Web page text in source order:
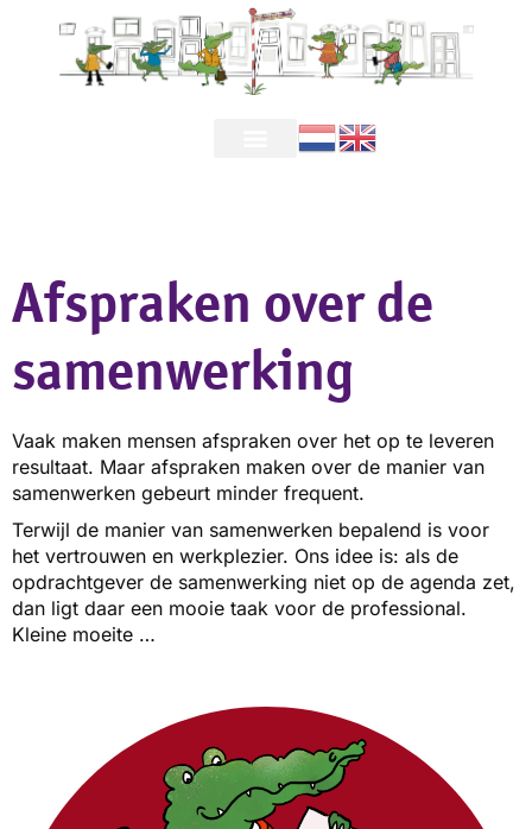
Afspraken over de
samenwerking
Vaak maken mensen afspraken over het op te leveren
resultaat. Maar afspraken maken over de manier van
samenwerken gebeurt minder frequent.
Terwijl de manier van samenwerken bepalend is voor
het vertrouwen en werkplezier. Ons idee is: als de
opdrachtgever de samenwerking niet op de agenda zet,
dan ligt daar een mooie taak voor de professional.
Kleine moeite …